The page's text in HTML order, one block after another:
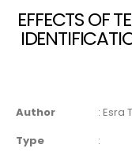
EFFECTS OF
Author : Esra
Type
: